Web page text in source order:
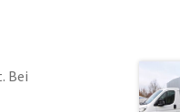
Bei